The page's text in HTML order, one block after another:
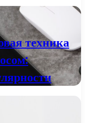
техника